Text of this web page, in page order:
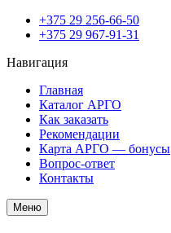
+375 29 256-66-50
+375 29 967-91-31
Навигация
Главная
Каталог АРГО
Как заказать
Рекомендации
Карта АРГО — бонусы
Вопрос-ответ
Контакты
Меню